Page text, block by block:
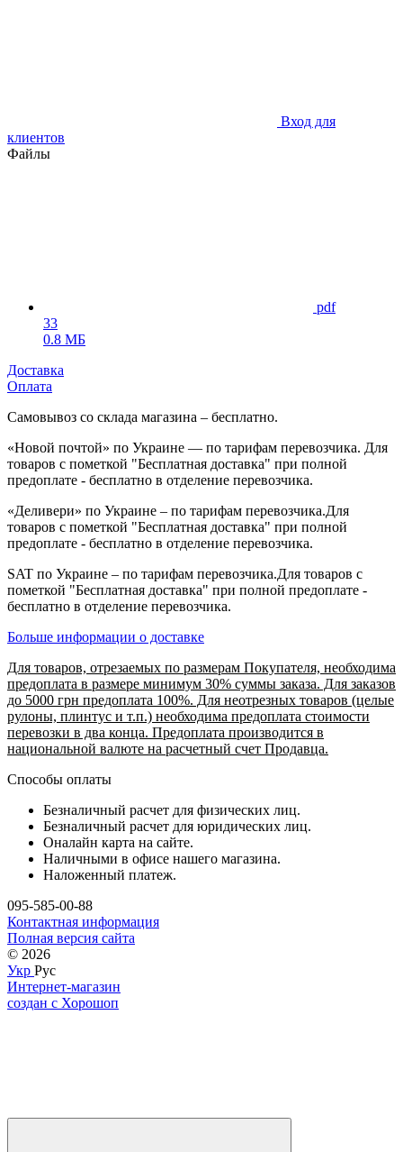
Вход для
клиентов
Файлы
pdf
33
0.8 МБ
Доставка
Оплата
Самовывоз со склада магазина – бесплатно.
«Новой почтой» по Украине — по тарифам перевозчика. Для
товаров с пометкой "Бесплатная доставка" при полной
предоплате - бесплатно в отделение перевозчика.
«Деливери» по Украине – по тарифам перевозчика.Для
товаров с пометкой "Бесплатная доставка" при полной
предоплате - бесплатно в отделение перевозчика.
SAT по Украине – по тарифам перевозчика.Для товаров с
пометкой "Бесплатная доставка" при полной предоплате -
бесплатно в отделение перевозчика.
Больше информации о доставке
Для товаров, отрезаемых по размерам Покупателя, необходима
предоплата в размере минимум 30% суммы заказа. Для заказов
до 5000 грн предоплата 100%. Для неотрезных товаров (целые
рулоны, плинтус и т.п.) необходима предоплата стоимости
перевозки в два конца. Предоплата производится в
национальной валюте на расчетный счет Продавца.
Способы оплаты
Безналичный расчет для физических лиц.
Безналичный расчет для юридических лиц.
Оналайн карта на сайте.
Наличными в офисе нашего магазина.
Наложенный платеж.
095-585-00-88
Контактная информация
Полная версия сайта
© 2026
Укр Рус
Интернет-магазин
создан с Хорошоп